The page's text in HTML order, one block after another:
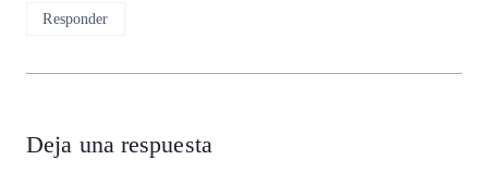
Responder
Deja una respuesta